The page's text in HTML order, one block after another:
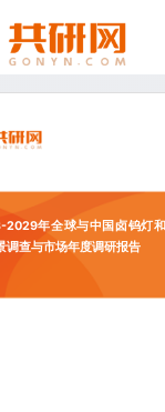
2029年全球与中国卤钨灯
调查与市场年度调研报告